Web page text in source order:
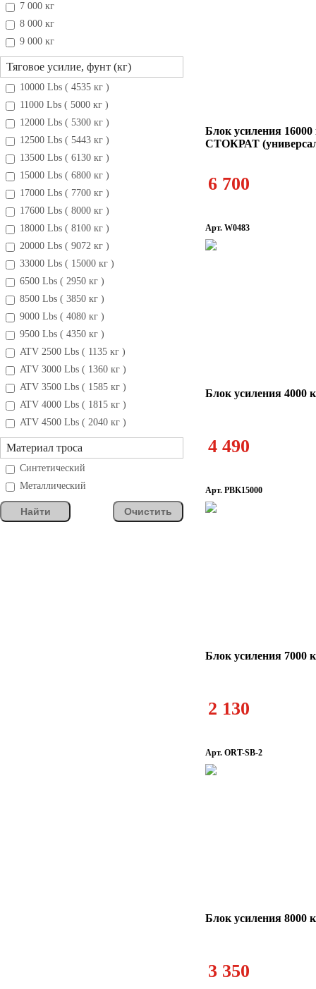
7 000 кг
8 000 кг
9 000 кг
Тяговое усилие, фунт (кг)
10000 Lbs ( 4535 кг )
11000 Lbs ( 5000 кг )
12000 Lbs ( 5300 кг )
12500 Lbs ( 5443 кг )
13500 Lbs ( 6130 кг )
15000 Lbs ( 6800 кг )
17000 Lbs ( 7700 кг )
17600 Lbs ( 8000 кг )
18000 Lbs ( 8100 кг )
20000 Lbs ( 9072 кг )
33000 Lbs ( 15000 кг )
6500 Lbs ( 2950 кг )
8500 Lbs ( 3850 кг )
9000 Lbs ( 4080 кг )
9500 Lbs ( 4350 кг )
ATV 2500 Lbs ( 1135 кг )
ATV 3000 Lbs ( 1360 кг )
ATV 3500 Lbs ( 1585 кг )
ATV 4000 Lbs ( 1815 кг )
ATV 4500 Lbs ( 2040 кг )
Материал троса
Синтетический
Металлический
Найти Очистить
Блок усиления 16000
СТОКРАТ
6 700
Арт. W0483
Блок усиления 4000
4 490
Арт. PBK15000
Блок усиления 7000
2 130
Арт. ORT-SB-2
Блок усиления 8000
3 350